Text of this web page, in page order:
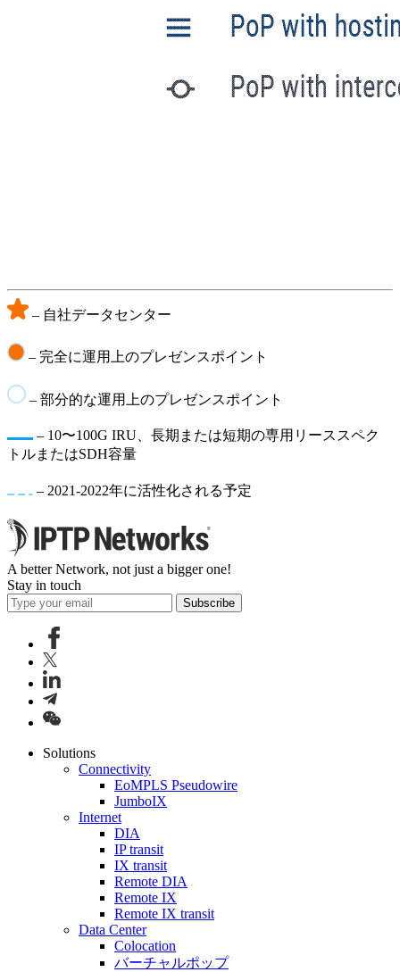
– 自社データセンター
– 完全に運用上のプレゼンスポイント
– 部分的な運用上のプレゼンスポイント
– 10〜100G IRU、長期または短期の専用リーススペク
トルまたはSDH容量
– 2021-2022年に活性化される予定
A better Network, not just a bigger one!
Stay in touch
Subscribe
Solutions
Connectivity
EoMPLS Pseudowire
JumboIX
Internet
DIA
IP transit
IX transit
Remote DIA
Remote IX
Remote IX transit
Data Center
Colocation
バーチャルポップ